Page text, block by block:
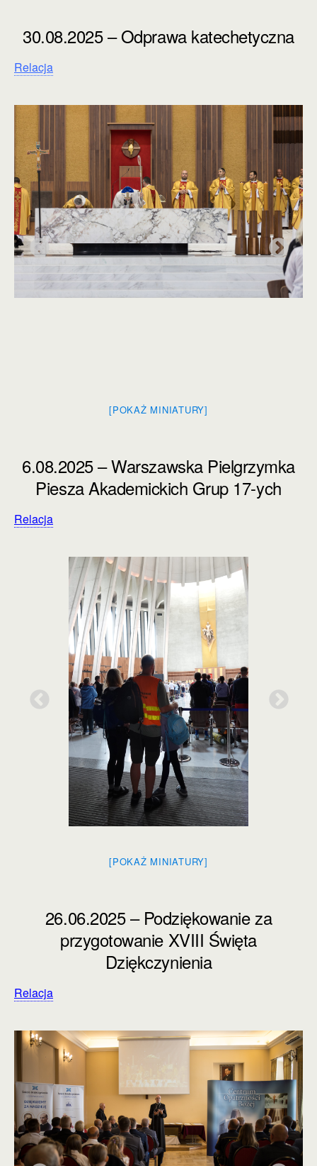
30.08.2025 – Odprawa katechetyczna
Relacja
[POKAŻ MINIATURY]
6.08.2025 – Warszawska Pielgrzymka
Piesza Akademickich Grup 17-ych
Relacja
[POKAŻ MINIATURY]
26.06.2025 – Podziękowanie za
przygotowanie XVIII Święta
Dziękczynienia
Relacja